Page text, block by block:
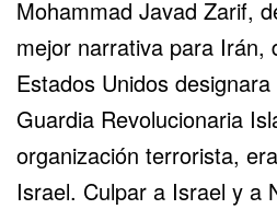
Mohammad Javad Zarif,
mejor narrativa para Irán,
Estados Unidos
Guardia Revolucionaria
organización terrorista,
Israel. Culpar a Israel y a